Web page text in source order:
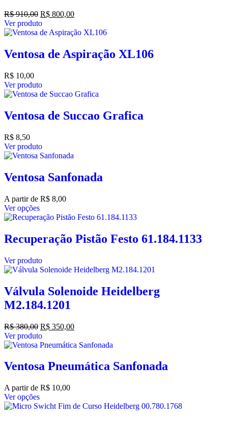
R$910,00 R$ 800,00
Ver produto
Ventosa de Aspiração XL106
R$ 10,00
Ver produto
Ventosa de Succao Grafica
R$ 8,50
Ver produto
Ventosa Sanfonada
A partir de R$ 8,00
Ver opções
Recuperação Pistão Festo 61.184.1133
Ver produto
Válvula Solenoide Heidelberg
M2.184.1201
R$380,00 R$ 350,00
Ver produto
Ventosa Pneumática Sanfonada
A partir de R$ 10,00
Ver opções